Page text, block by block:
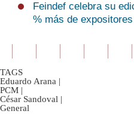
Feindef celebra su
% más de
TAGS
Eduardo Arana |
PCM |
César Sandoval |
General